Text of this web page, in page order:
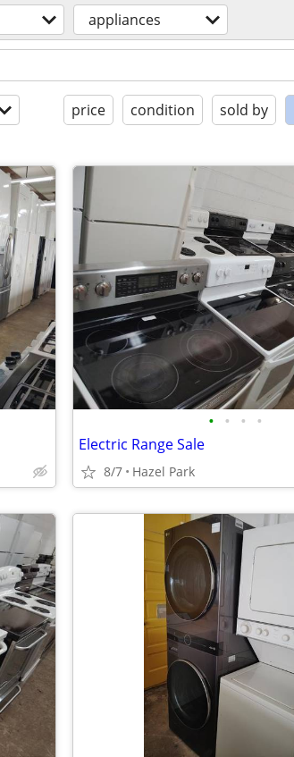
appliances
price condition sold by
• • • •
Electric Range Sale
8/7 Hazel Park